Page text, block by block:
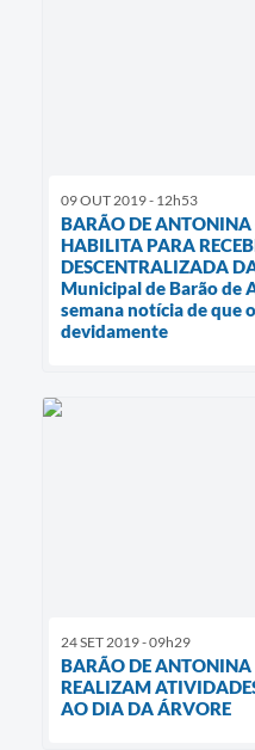
09 OUT 2019 - 12h53
BARÃO DE
HABILITA PARA
DESCENTRALIZADA
Municipal de Barão de
semana notícia de que
devidamente
24 SET 2019 - 09h29
BARÃO DE
REALIZAM
AO DIA DA ÁRVORE